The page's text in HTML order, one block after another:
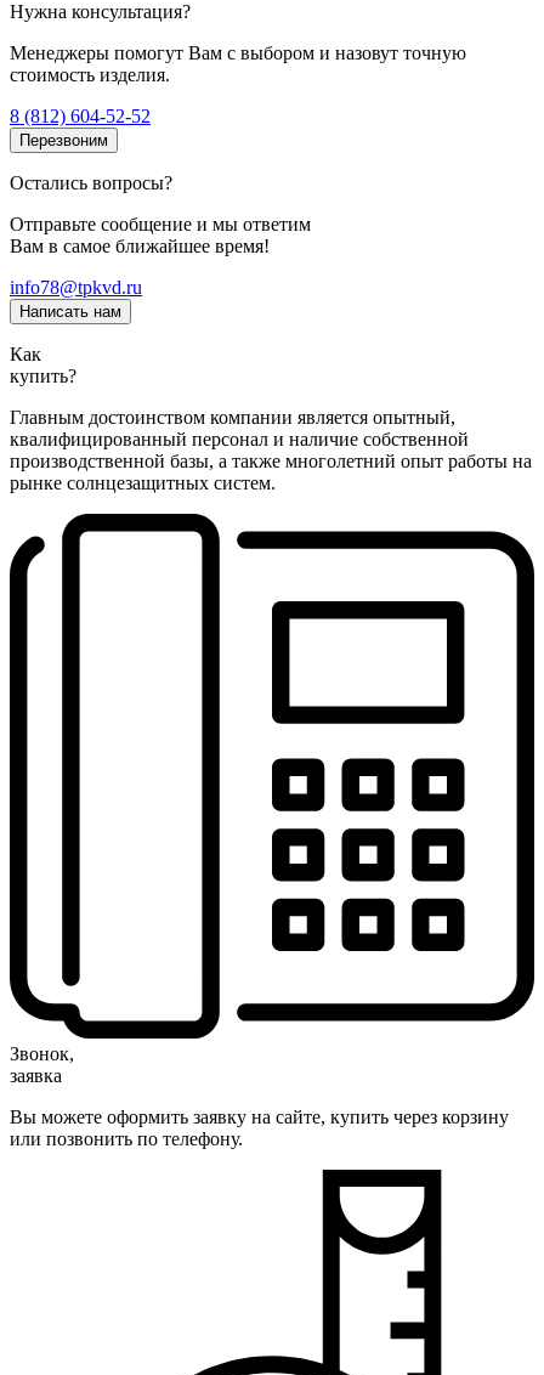
Нужна консультация?
Менеджеры помогут Вам с выбором и назовут точную
стоимость изделия.
8 (812) 604-52-52
Перезвоним
Остались вопросы?
Отправьте сообщение и мы ответим
Вам в самое ближайшее время!
info78@tpkvd.ru
Написать нам
Как
купить?
Главным достоинством компании является опытный,
квалифицированный персонал и наличие собственной
производственной базы, а также многолетний опыт работы на
рынке солнцезащитных систем.
Звонок,
заявка
Вы можете оформить заявку на сайте, купить через корзину
или позвонить по телефону.